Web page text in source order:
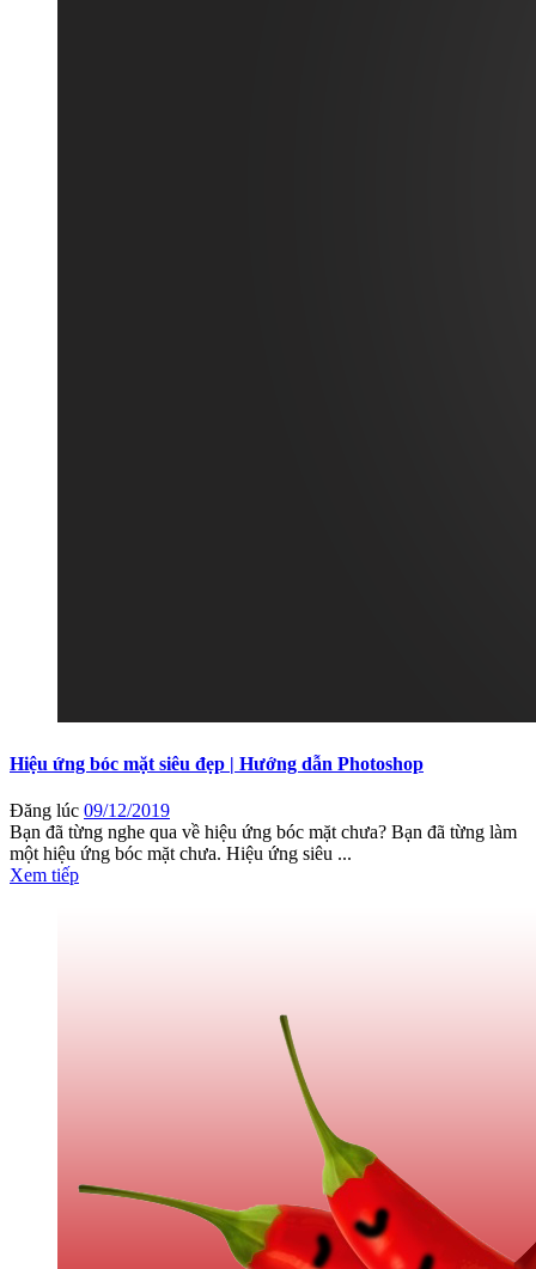
Hiệu ứng bóc mặt siêu đẹp | Hướng dẫn Photoshop
Đăng lúc 09/12/2019
Bạn đã từng nghe qua về hiệu ứng bóc mặt chưa? Bạn đã từng làm
một hiệu ứng bóc mặt chưa. Hiệu ứng siêu ...
Xem tiếp